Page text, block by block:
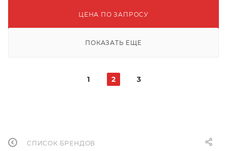
ЦЕНА ПО ЗАПРОСУ
ПОКАЗАТЬ ЕЩЕ
1 2 3
СПИСОК БРЕНДОВ